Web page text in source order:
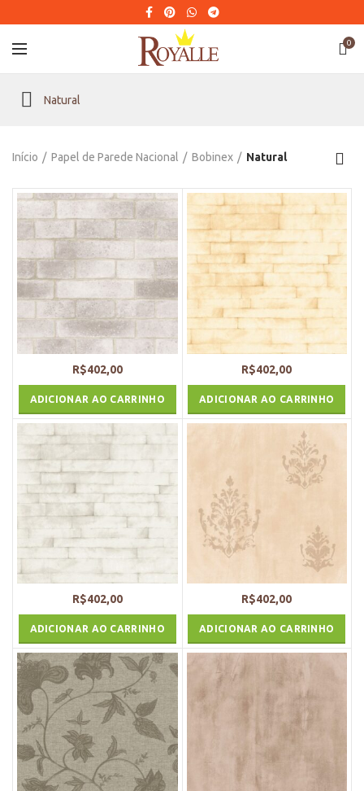
0
Natural
Início Papel de Parede Nacional Bobinex Natural
R$402,00
ADICIONAR AO CARRINHO
R$402,00
ADICIONAR AO CARRINHO
R$402,00
ADICIONAR AO CARRINHO
R$402,00
ADICIONAR AO CARRINHO